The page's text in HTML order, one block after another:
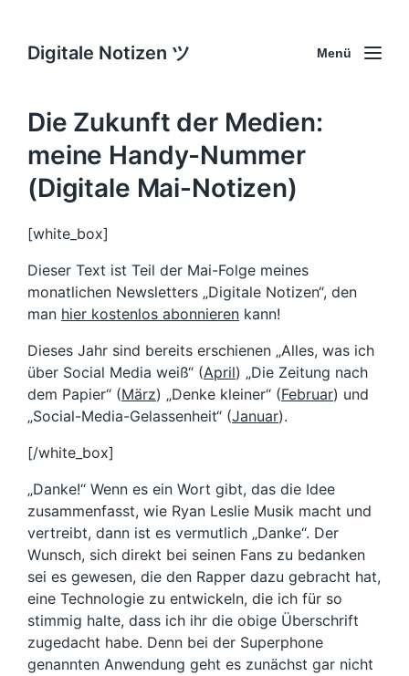
Digitale Notizen ツ Menü
Die Zukunft der Medien:
meine Handy-Nummer
(Digitale Mai-Notizen)
[white_box]
Dieser Text ist Teil der Mai-Folge meines
monatlichen Newsletters „Digitale Notizen“, den
man hier kostenlos abonnieren kann!
Dieses Jahr sind bereits erschienen „Alles, was ich
über Social Media weiß“ (April) „Die Zeitung nach
dem Papier“ (März) „Denke kleiner“ (Februar) und
„Social-Media-Gelassenheit“ (Januar).
[/white_box]
„Danke!“ Wenn es ein Wort gibt, das die Idee
zusammenfasst, wie Ryan Leslie Musik macht und
vertreibt, dann ist es vermutlich „Danke“. Der
Wunsch, sich direkt bei seinen Fans zu bedanken
sei es gewesen, die den Rapper dazu gebracht hat,
eine Technologie zu entwickeln, die ich für so
stimmig halte, dass ich ihr die obige Überschrift
zugedacht habe. Denn bei der Superphone
genannten Anwendung geht es zunächst gar nicht